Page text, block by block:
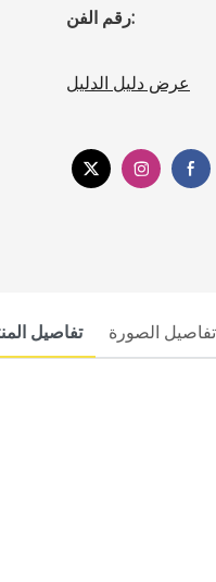
رقم الفن:
عرض دليل الدليل
تفاصيل تفاصيل الصورة